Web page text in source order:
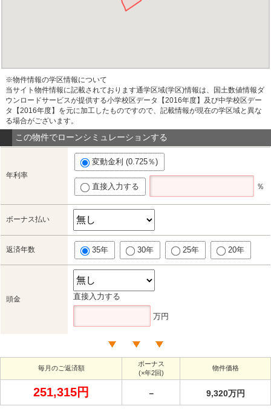
※物件情報の学区情報について
当サイト物件情報に記載されております通学区域(学区)情報は、国土数値情報ダ
ウンロードサービスが提供する小学校区データ【2016年度】及び中学校区デー
タ【2016年度】を元に加工したものですので、記載情報が現在の学区域と異な
る場合がございます。
この物件でローンシミュレーションする
年利率
変動金利 (0.725％)
直接入力する ％
ボーナス払い
返済年数 35年 30年 25年 20年
頭金 直接入力する
万円
毎月のご返済額
ボーナス
(×年2回)
物件価格
251,315円 － 9,320万円